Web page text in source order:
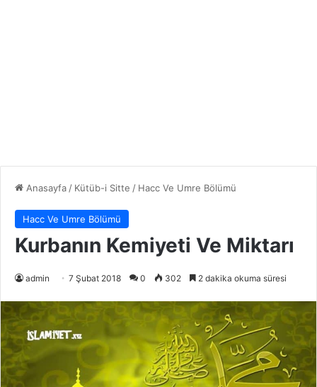
Anasayfa/ Kütüb-i Sitte / Hacc Ve Umre Bölümü
Hacc Ve Umre Bölümü
Kurbanın Kemiyeti Ve Miktarı
admin 7 Şubat 2018 0 302 2 dakika okuma süresi